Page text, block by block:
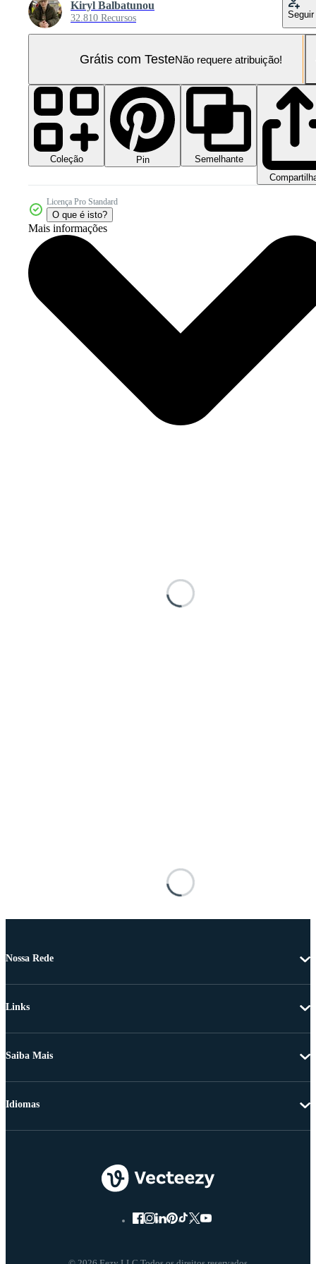
Kiryl Balbatunou
32.810 Recursos Seguir
Grátis com TesteNão requere atribuição!
Coleção Pin
Semelhante
Licença Pro Standard
O que é isto?
Mais informações
Nossa Rede
Links
Saiba Mais
Idiomas